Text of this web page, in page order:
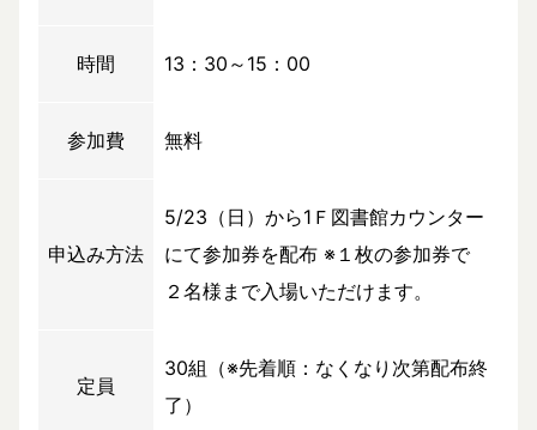
時間 13：30～15：00
参加費 無料
申込み方法
5/23（日）から1Ｆ図書館カウンター
にて参加券を配布 ※１枚の参加券で
２名様まで入場いただけます。
定員
30組（※先着順：なくなり次第配布終
了）